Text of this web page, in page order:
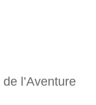
l’Aventure